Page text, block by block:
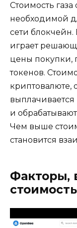
Стоимость
необходимой
сети блокчейн.
играет
цены покупки,
токенов.
криптовалюте,
и
Чем выше
становится
Факторы,